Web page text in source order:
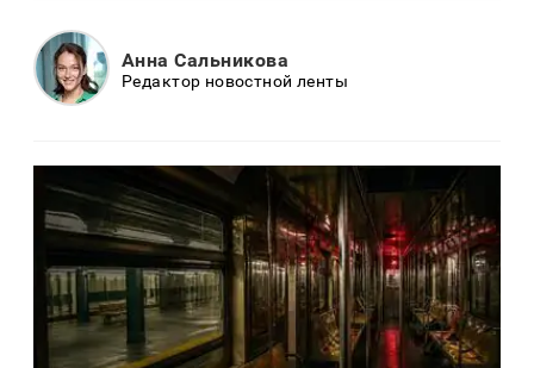
Анна Сальникова
Редактор новостной ленты